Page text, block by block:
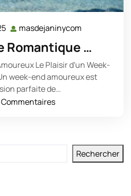
17
mai
2025
masdejaninycom
Romantique …
Le Plaisir d'un Week-
week-end amoureux est
parfaite de…
Commentaires
Rechercher